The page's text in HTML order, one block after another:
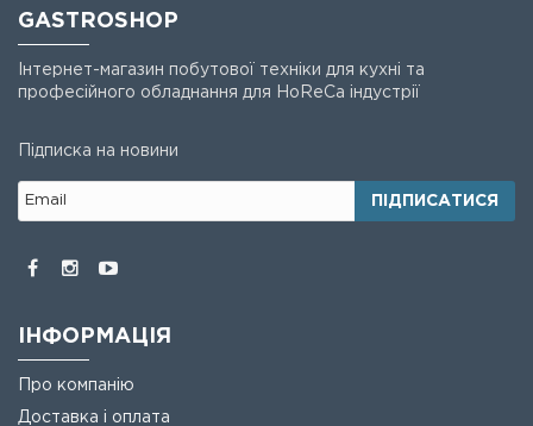
GASTROSHOP
Інтернет-магазин побутової техніки для кухні та
професійного обладнання для HoReCa індустрії
Підписка на новини
ПІДПИСАТИСЯ
ІНФОРМАЦІЯ
Про компанію
Доставка і оплата